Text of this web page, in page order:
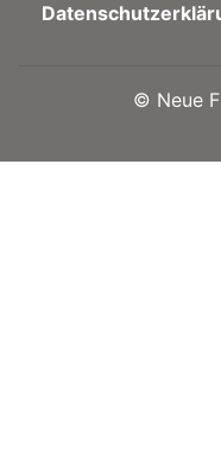
© Neue